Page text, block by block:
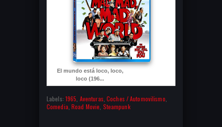
El mundo está loco, loco,
loco (196...
Labels: 1965 Aventuras ,Coches / Automovilismo
Comedia ,Road Movie Steampunk